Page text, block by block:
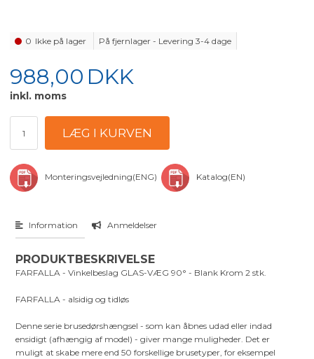
0 Ikke på lager På fjernlager - Levering 3-4 dage
988,00 DKK
inkl. moms
Monteringsvejledning(ENG) Katalog(EN)
Information Anmeldelser
PRODUKTBESKRIVELSE
FARFALLA - Vinkelbeslag GLAS-VÆG 90° - Blank Krom 2 stk.
FARFALLA - alsidig og tidløs
Denne serie brusedørshængsel - som kan åbnes udad eller indad
ensidigt (afhængig af model) - giver mange muligheder. Det er
muligt at skabe mere end 50 forskellige brusetyper, for eksempel